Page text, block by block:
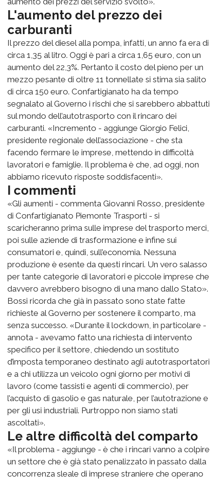
L'aumento del prezzo dei
carburanti
Il prezzo del diesel alla pompa, infatti, un anno fa era di
circa 1,35 al litro. Oggi è pari a circa 1,65 euro, con un
aumento del 22,3%. Pertanto il costo del pieno per un
mezzo pesante di oltre 11 tonnellate si stima sia salito
di circa 150 euro. Confartigianato ha da tempo
segnalato al Governo i rischi che si sarebbero abbattuti
sul mondo dell’autotrasporto con il rincaro dei
carburanti. «Incremento - aggiunge Giorgio Felici,
presidente regionale dell’associazione - che sta
facendo fermare le imprese, mettendo in difficoltà
lavoratori e famiglie. Il problema è che, ad oggi, non
abbiamo ricevuto risposte soddisfacenti».
I commenti
«Gli aumenti - commenta Giovanni Rosso, presidente
di Confartigianato Piemonte Trasporti - si
scaricheranno prima sulle imprese del trasporto merci,
poi sulle aziende di trasformazione e infine sui
consumatori e, quindi, sull’economia. Nessuna
produzione è esente da questi rincari. Un vero salasso
per tante categorie di lavoratori e piccole imprese che
davvero avrebbero bisogno di una mano dallo Stato».
Bossi ricorda che già in passato sono state fatte
richieste al Governo per sostenere il comparto, ma
senza successo. «Durante il lockdown, in particolare -
annota - avevamo fatto una richiesta di intervento
specifico per il settore, chiedendo un sostituto
d’imposta temporaneo destinato agli autotrasportatori
e a chi utilizza un veicolo ogni giorno per motivi di
lavoro (come tassisti e agenti di commercio), per
l’acquisto di gasolio e gas naturale, per l’autotrazione e
per gli usi industriali. Purtroppo non siamo stati
ascoltati».
Le altre difficoltà del comparto
«Il problema - aggiunge - è che i rincari vanno a colpire
un settore che è già stato penalizzato in passato dalla
concorrenza sleale di imprese straniere che operano